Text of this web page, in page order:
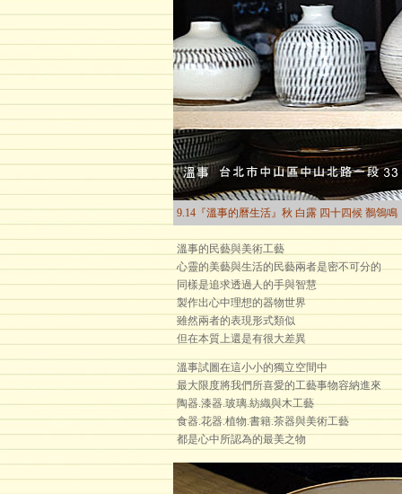
9.14『溫事的曆生活』秋 白露 四十四候 鶺鴒鳴
溫事的民藝與美術工藝
心靈的美藝與生活的民藝兩者是密不可分的
同樣是追求透過人的手與智慧
製作出心中理想的器物世界
雖然兩者的表現形式類似
但在本質上還是有很大差異
溫事試圖在這小小的獨立空間中
最大限度將我們所喜愛的工藝事物容納進來
陶器.漆器.玻璃.紡織與木工藝
食器.花器.植物.書籍.茶器與美術工藝
都是心中所認為的最美之物